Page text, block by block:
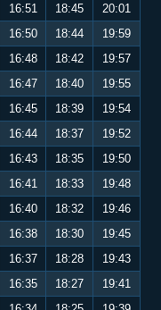
16:51 18:45
20:01
16:50 18:44
19:59
16:48 18:42
19:57
16:47 18:40
19:55
16:45 18:39
19:54
16:44 18:37
19:52
16:43 18:35
19:50
16:41 18:33
19:48
16:40 18:32
19:46
16:38 18:30
19:45
16:37 18:28
19:43
16:35 18:27
19:41